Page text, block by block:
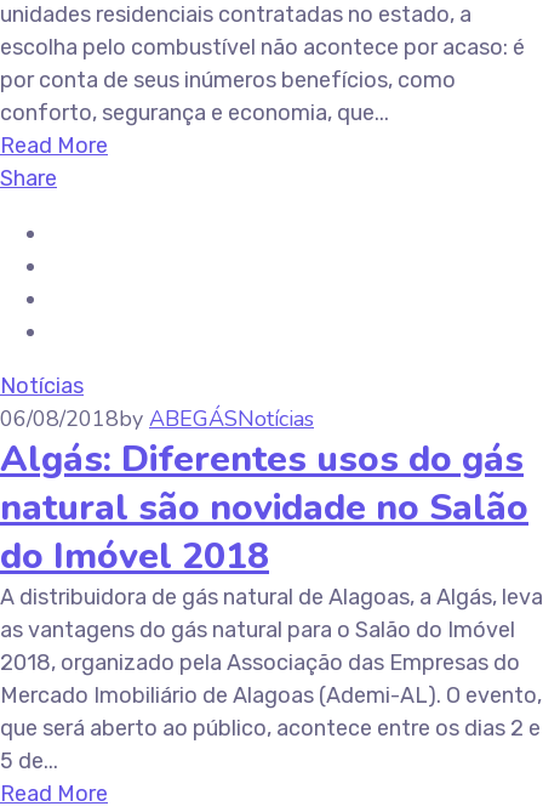
unidades residenciais contratadas no estado, a
escolha pelo combustível não acontece por acaso: é
por conta de seus inúmeros benefícios, como
conforto, segurança e economia, que...
Read More
Share
Notícias
06/08/2018by ABEGÁSNotícias
Algás: Diferentes usos do gás
natural são novidade no Salão
do Imóvel 2018
A distribuidora de gás natural de Alagoas, a Algás, leva
as vantagens do gás natural para o Salão do Imóvel
2018, organizado pela Associação das Empresas do
Mercado Imobiliário de Alagoas (Ademi-AL). O evento,
que será aberto ao público, acontece entre os dias 2 e
5 de...
Read More